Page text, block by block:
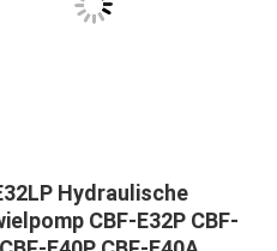
Hydraulische
CBF-E32P CBF-